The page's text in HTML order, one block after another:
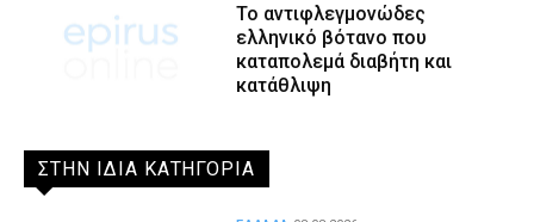
Το αντιφλεγμονώδες
ελληνικό βότανο που
καταπολεμά διαβήτη και
κατάθλιψη
ΣΤΗΝ ΙΔΙΑ ΚΑΤΗΓΟΡΙΑ